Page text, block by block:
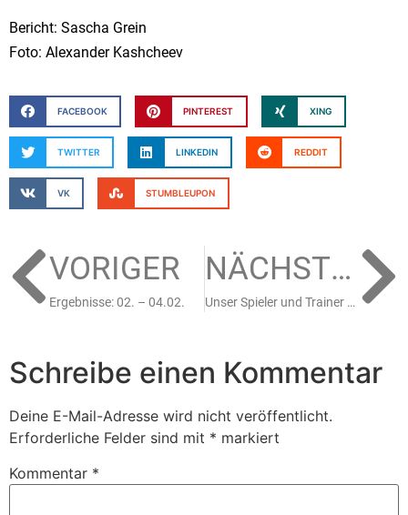
Bericht: Sascha Grein
Foto: Alexander Kashcheev
FACEBOOK PINTEREST XING
TWITTER LINKEDIN REDDIT
VK STUMBLEUPON
VORIGER
Ergebnisse: 02. – 04.02.
NÄCHSTER
Unser Spieler und Trainer für die DEB Auswahl
Schreibe einen Kommentar
Deine E-Mail-Adresse wird nicht veröffentlicht.
Erforderliche Felder sind mit * markiert
Kommentar *